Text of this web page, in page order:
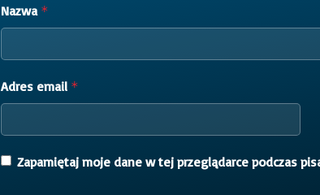
Nazwa *
Adres email *
Zapamiętaj moje dane w tej przeglądarce podczas